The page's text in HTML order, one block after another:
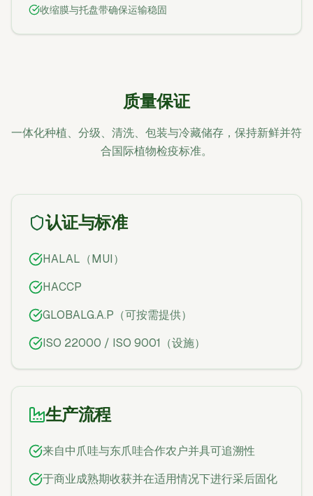
收缩膜与托盘带确保运输稳固
质量保证
一体化种植、分级、清洗、包装与冷藏储存，保持新鲜并符
合国际植物检疫标准。
认证与标准
HALAL（MUI）
HACCP
GLOBALG.A.P（可按需提供）
ISO 22000 / ISO 9001（设施）
生产流程
来自中爪哇与东爪哇合作农户并具可追溯性
于商业成熟期收获并在适用情况下进行采后固化